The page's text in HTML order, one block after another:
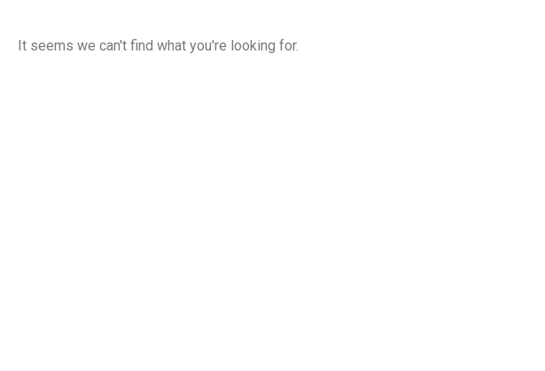
It seems we can't find what you're looking for.